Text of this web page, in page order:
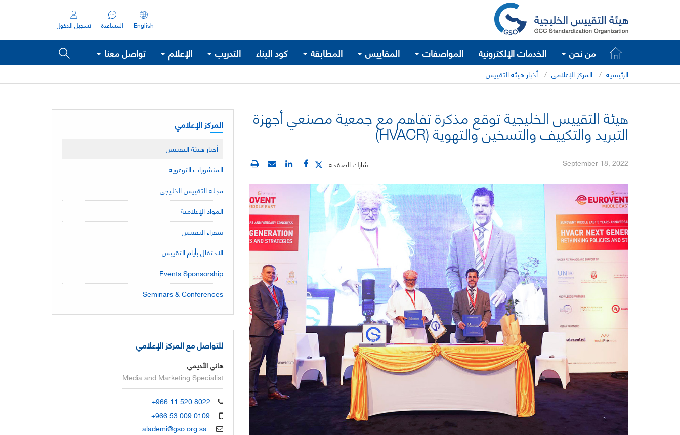
English المساعدة تسجيل الدخول
من نحن الخدمات الإلكترونية المواصفات المقاييس المطابقة كود البناء التدريب الإعلام تواصل معنا
الرئيسية المركز الإعلامي أخبار هيئة التقييس
هيئة التقييس الخليجية توقع مذكرة تفاهم مع جمعية مصنعي أجهزة
التبريد والتكييف والتسخين والتهوية (HVACR)
شارك الصفحة September 18, 2022
المركز الإعلامي
أخبار هيئة التقييس
المنشورات التوعوية
مجلة التقييس الخليجي
المواد الإعلامية
سفراء التقييس
الاحتفال بأيام التقييس
Events Sponsorship
Seminars & Conferences
للتواصل مع المركز الإعلامي
هاني الأديمي
Media and Marketing Specialist
+966 11 520 8022
+966 53 009 0109
alademi@gso.org.sa